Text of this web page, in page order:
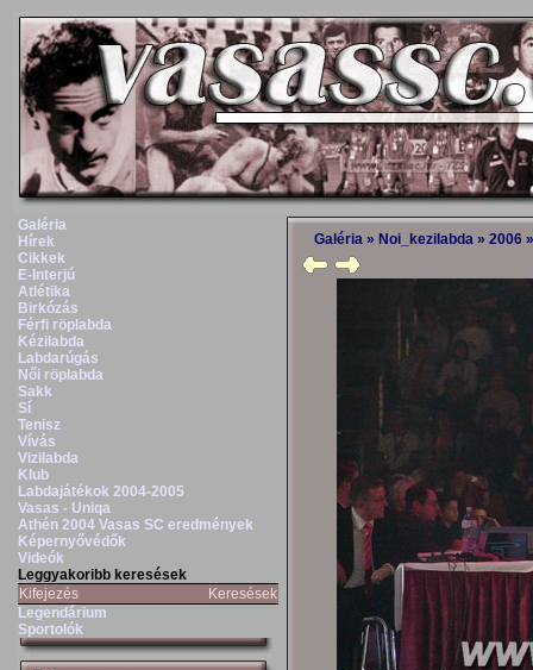
Galéria
Hírek
Cikkek
E-Interjú
Atlétika
Birkózás
Férfi röplabda
Kézilabda
Labdarúgás
Női röplabda
Sakk
Sí
Tenisz
Vívás
Vizilabda
Klub
Labdajátékok 2004-2005
Vasas - Uniqa
Athén 2004 Vasas SC eredmények
Képernyővédők
Videók
Leggyakoribb keresések
Kifejezés
Keresések
Legendárium
Sportolók
Galéria » Noi_kezilabda » 2006